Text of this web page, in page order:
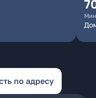
по адресу